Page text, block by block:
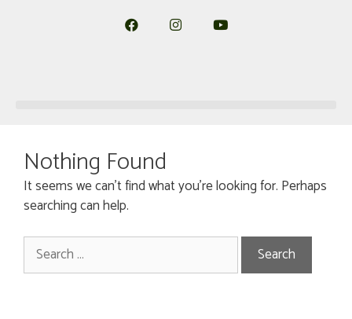
Nothing Found
It seems we can’t find what you’re looking for. Perhaps
searching can help.